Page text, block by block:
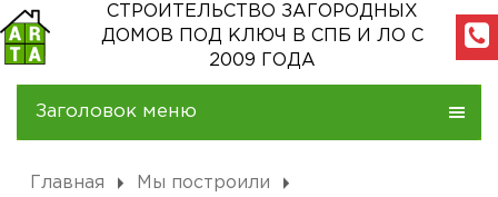
СТРОИТЕЛЬСТВО ЗАГОРОДНЫХ
ДОМОВ
ПОД КЛЮЧ В СПБ И ЛО С
2009 ГОДА
Заголовок меню
Главная
Мы построили